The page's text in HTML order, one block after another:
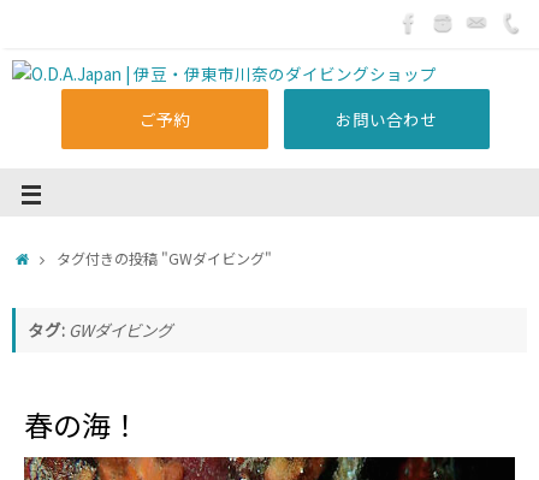
ご予約 お問い合わせ
タグ付きの投稿 "GWダイビング"
タグ: GWダイビング
春の海！